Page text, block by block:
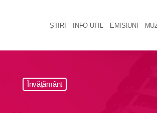
ȘTIRI INFO-UTIL EMISIUNI
Învățământ